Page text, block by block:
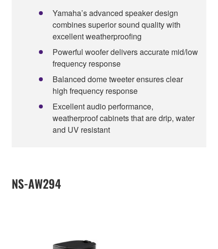
Yamaha’s advanced speaker design
combines superior sound quality with
excellent weatherproofing
Powerful woofer delivers accurate mid/low
frequency response
Balanced dome tweeter ensures clear
high frequency response
Excellent audio performance,
weatherproof cabinets that are drip, water
and UV resistant
NS-AW294